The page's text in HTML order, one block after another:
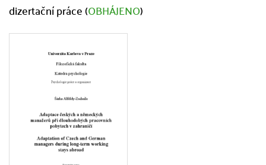
dizertační práce (OBHÁJENO)